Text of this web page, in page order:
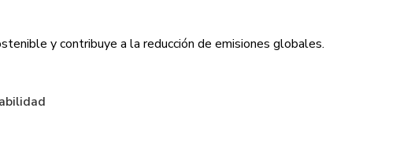
y contribuye a la reducción de emisiones globales.